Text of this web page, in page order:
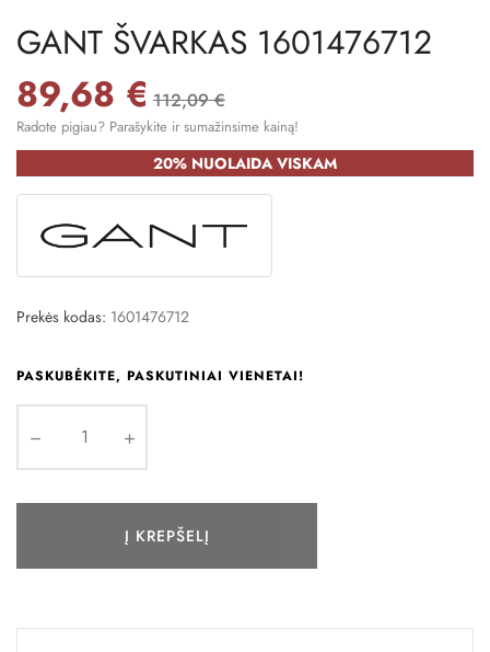
GANT ŠVARKAS 1601476712
89,68 € 112,09 €
Radote pigiau? Parašykite ir sumažinsime kainą!
20% NUOLAIDA VISKAM
Prekės kodas: 1601476712
PASKUBĖKITE, PASKUTINIAI VIENETAI!
Į KREPŠELĮ